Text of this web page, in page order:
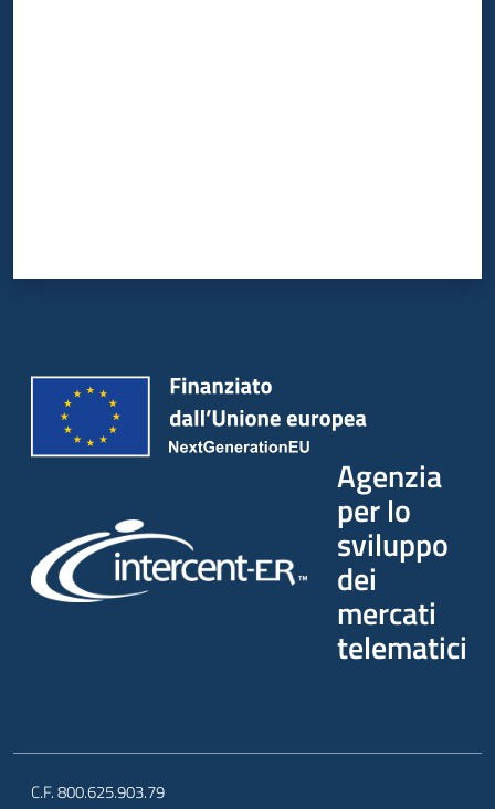
Agenzia
per lo
sviluppo
dei
mercati
telematici
C.F. 800.625.903.79